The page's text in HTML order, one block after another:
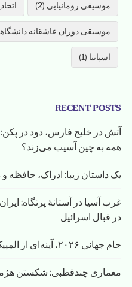
موسیقی رومانیایی (2)
موسیقی دوران عاشقانه
اسپانیا (1)
RECENT POSTS
آتش در خلیج فارس، دود در پکن:
همه به چین آسیب می‌زند؟
یک داستان زیبا: ادراک، حافظه
غرب آسیا در آستانهٔ پرتگاه:
در قبال اسرائیل
جام جهانی ۲۰۲۶، آینه‌ای از المپیک ۱۹۳۶
معماری چندقطبی: شکستن